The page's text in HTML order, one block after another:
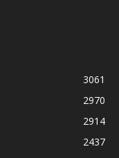
3061
2970
2914
2437